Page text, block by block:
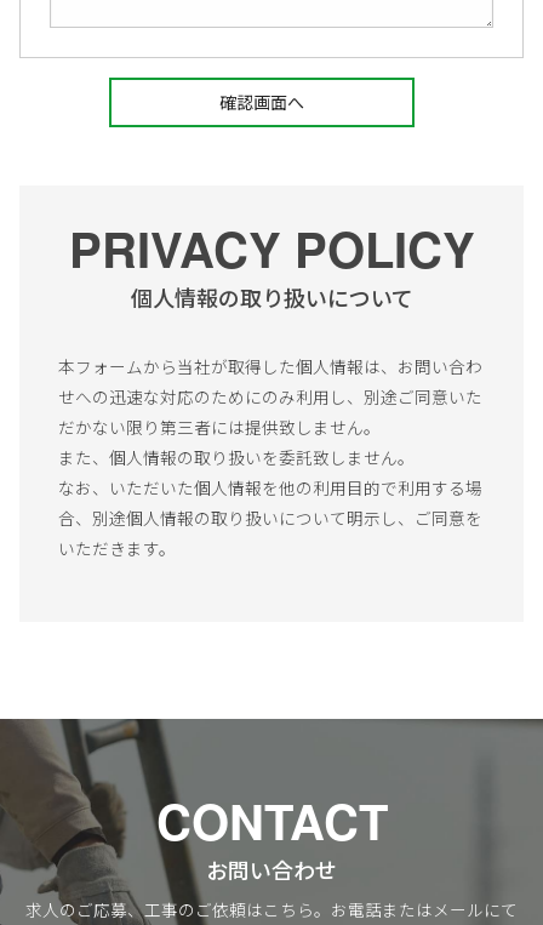
PRIVACY POLICY
個人情報の取り扱いについて
本フォームから当社が取得した個人情報は、お問い合わ
せへの迅速な対応のためにのみ利用し、別途ご同意いた
だかない限り第三者には提供致しません。
また、個人情報の取り扱いを委託致しません。
なお、いただいた個人情報を他の利用目的で利用する場
合、別途個人情報の取り扱いについて明示し、ご同意を
いただきます。
CONTACT
お問い合わせ
求人のご応募、工事のご依頼はこちら。お電話またはメールにて